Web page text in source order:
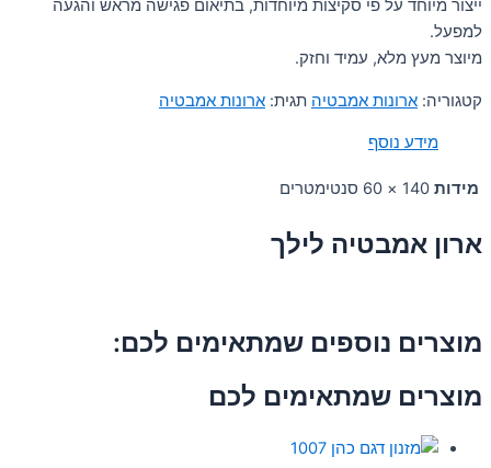
ייצור מיוחד על פי סקיצות מיוחדות, בתיאום פגישה מראש והגעה
למפעל.
מיוצר מעץ מלא, עמיד וחזק.
קטגוריה: ארונות אמבטיה תגית: ארונות אמבטיה
מידע נוסף
מידות 140 × 60 סנטימטרים
ארון אמבטיה לילך
מוצרים נוספים שמתאימים לכם:
מוצרים שמתאימים לכם